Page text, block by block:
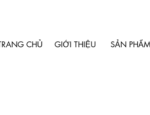
CHỦ GIỚI THIỆU SẢN PHẨM